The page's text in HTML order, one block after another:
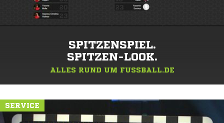
SPITZENSPIEL.
SPITZEN-LOOK.
ALLES RUND UM FUSSBALL.DE
SERVICE